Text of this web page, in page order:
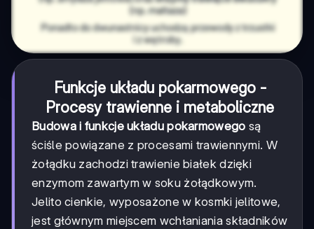
Funkcje układu pokarmowego-
Procesy trawienne i metaboliczne
Budowa i funkcje układu pokarmowego są
ściśle powiązane z procesami trawiennymi. W
żołądku zachodzi trawienie białek dzięki
enzymom zawartym w soku żołądkowym.
Jelito cienkie, wyposażone w kosmki jelitowe,
jest głównym miejscem wchłaniania składników